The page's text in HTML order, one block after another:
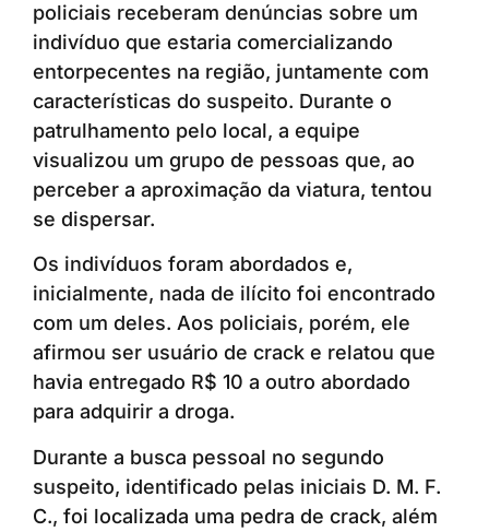
policiais receberam denúncias sobre um
indivíduo que estaria comercializando
entorpecentes na região, juntamente com
características do suspeito. Durante o
patrulhamento pelo local, a equipe
visualizou um grupo de pessoas que, ao
perceber a aproximação da viatura, tentou
se dispersar.
Os indivíduos foram abordados e,
inicialmente, nada de ilícito foi encontrado
com um deles. Aos policiais, porém, ele
afirmou ser usuário de crack e relatou que
havia entregado R$ 10 a outro abordado
para adquirir a droga.
Durante a busca pessoal no segundo
suspeito, identificado pelas iniciais D. M. F.
C., foi localizada uma pedra de crack, além